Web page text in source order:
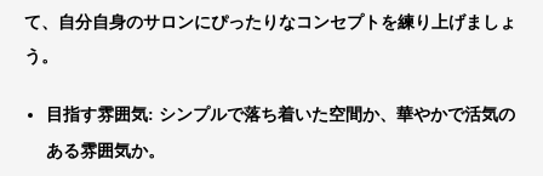
て、自分自身のサロンにぴったりなコンセプトを練り上げましょ
う。
目指す雰囲気: シンプルで落ち着いた空間か、華やかで活気の
ある雰囲気か。